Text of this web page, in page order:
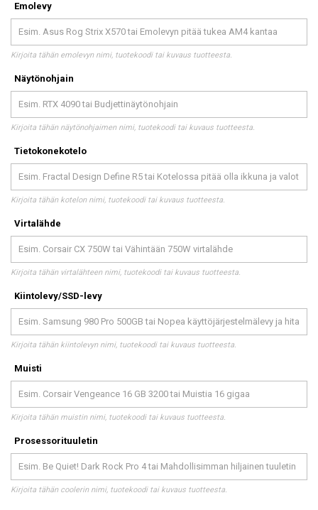
Emolevy
Kirjoita tähän emolevyn nimi, tuotekoodi tai kuvaus tuotteesta.
Näytönohjain
Kirjoita tähän näytönohjaimen nimi, tuotekoodi tai kuvaus tuotteesta.
Tietokonekotelo
Kirjoita tähän kotelon nimi, tuotekoodi tai kuvaus tuotteesta.
Virtalähde
Kirjoita tähän virtalähteen nimi, tuotekoodi tai kuvaus tuotteesta.
Kiintolevy/SSD-levy
Kirjoita tähän kiintolevyn nimi, tuotekoodi tai kuvaus tuotteesta.
Muisti
Kirjoita tähän muistin nimi, tuotekoodi tai kuvaus tuotteesta.
Prosessorituuletin
Kirjoita tähän coolerin nimi, tuotekoodi tai kuvaus tuotteesta.